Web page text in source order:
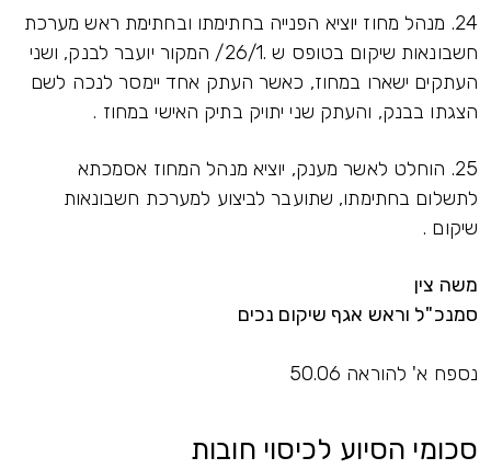
24. מנהל מחוז יוציא הפנייה בחתימתו ובחתימת ראש מערכת
חשבונאות שיקום בטופס ש .26/1/ המקור יועבר לבנק, ושני
העתקים ישארו במחוז, כאשר העתק אחד יימסר לנכה לשם
הצגתו בבנק, והעתק שני יתויק בתיק האישי במחוז .
25. הוחלט לאשר מענק, יוציא מנהל המחוז אסמכתא
לתשלום בחתימתו, שתועבר לביצוע למערכת חשבונאות
שיקום .
משה צין
סמנכ"ל וראש אגף שיקום נכים
נספח א' להוראה 50.06
סכומי הסיוע לכיסוי חובות